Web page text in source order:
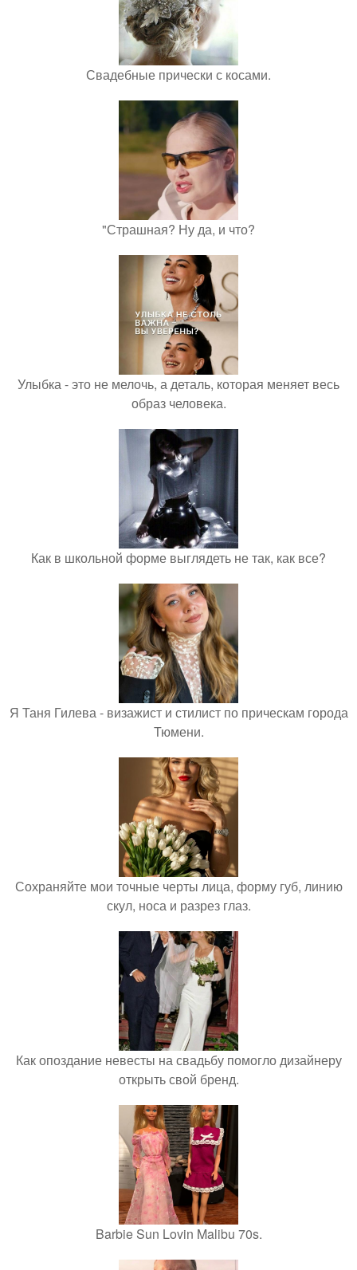
Свадебные прически с косами.
"Страшная? Ну да, и что?
Улыбка - это не мелочь, а деталь, которая меняет весь
образ человека.
Как в школьной форме выглядеть не так, как все?
Я Таня Гилева - визажист и стилист по прическам города
Тюмени.
Сохраняйте мои точные черты лица, форму губ, линию
скул, носа и разрез глаз.
Как опоздание невесты на свадьбу помогло дизайнеру
открыть свой бренд.
Barbie Sun Lovin Malibu 70s.